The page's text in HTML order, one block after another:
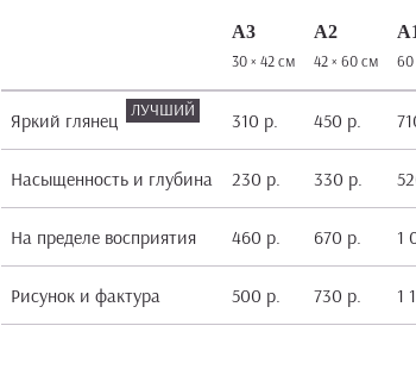
А3
30 × 42 см
А2
42 × 60 см 60
Яркий глянец 310 р. 450 р.
Насыщенность и глубина 230 р. 330 р.
На пределе восприятия 460 р. 670 р. 1
Рисунок и фактура 500 р. 730 р. 1